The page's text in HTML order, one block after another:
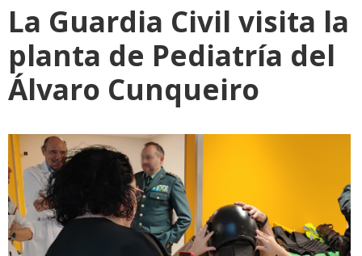
La Guardia Civil visita la
planta de Pediatría del
Álvaro Cunqueiro